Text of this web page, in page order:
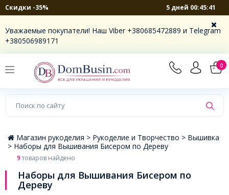
Скидки -35% 5 дней 00:45:41
Уважаемые покупатели! Наш Viber +380685472889 и Telegram
+380506989171
0
×
Магазин рукоделия > Рукоделие и Творчество > Вышивка
> Наборы для Вышивания Бисером по Дереву
9товаров найдено
Наборы для Вышивания Бисером по
Дереву